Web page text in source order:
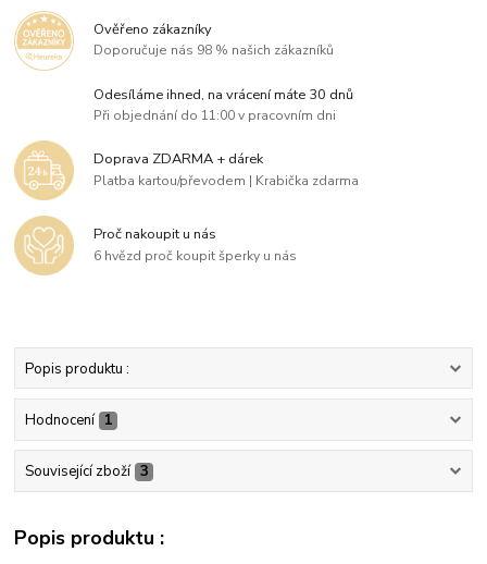
Ověřeno zákazníky
Doporučuje nás 98 % našich zákazníků
Odesíláme ihned, na vrácení máte 30 dnů
Při objednání do 11:00 v pracovním dni
Doprava ZDARMA + dárek
Platba kartou/převodem | Krabička zdarma
Proč nakoupit u nás
6 hvězd proč koupit šperky u nás
Popis produktu :
Hodnocení 1
Související zboží 3
Popis produktu :